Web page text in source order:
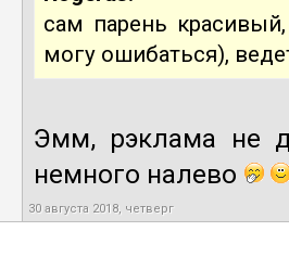
сам парень
могу ошибаться),
Эмм, рэклама не
немного налево
30 августа 2018, четверг